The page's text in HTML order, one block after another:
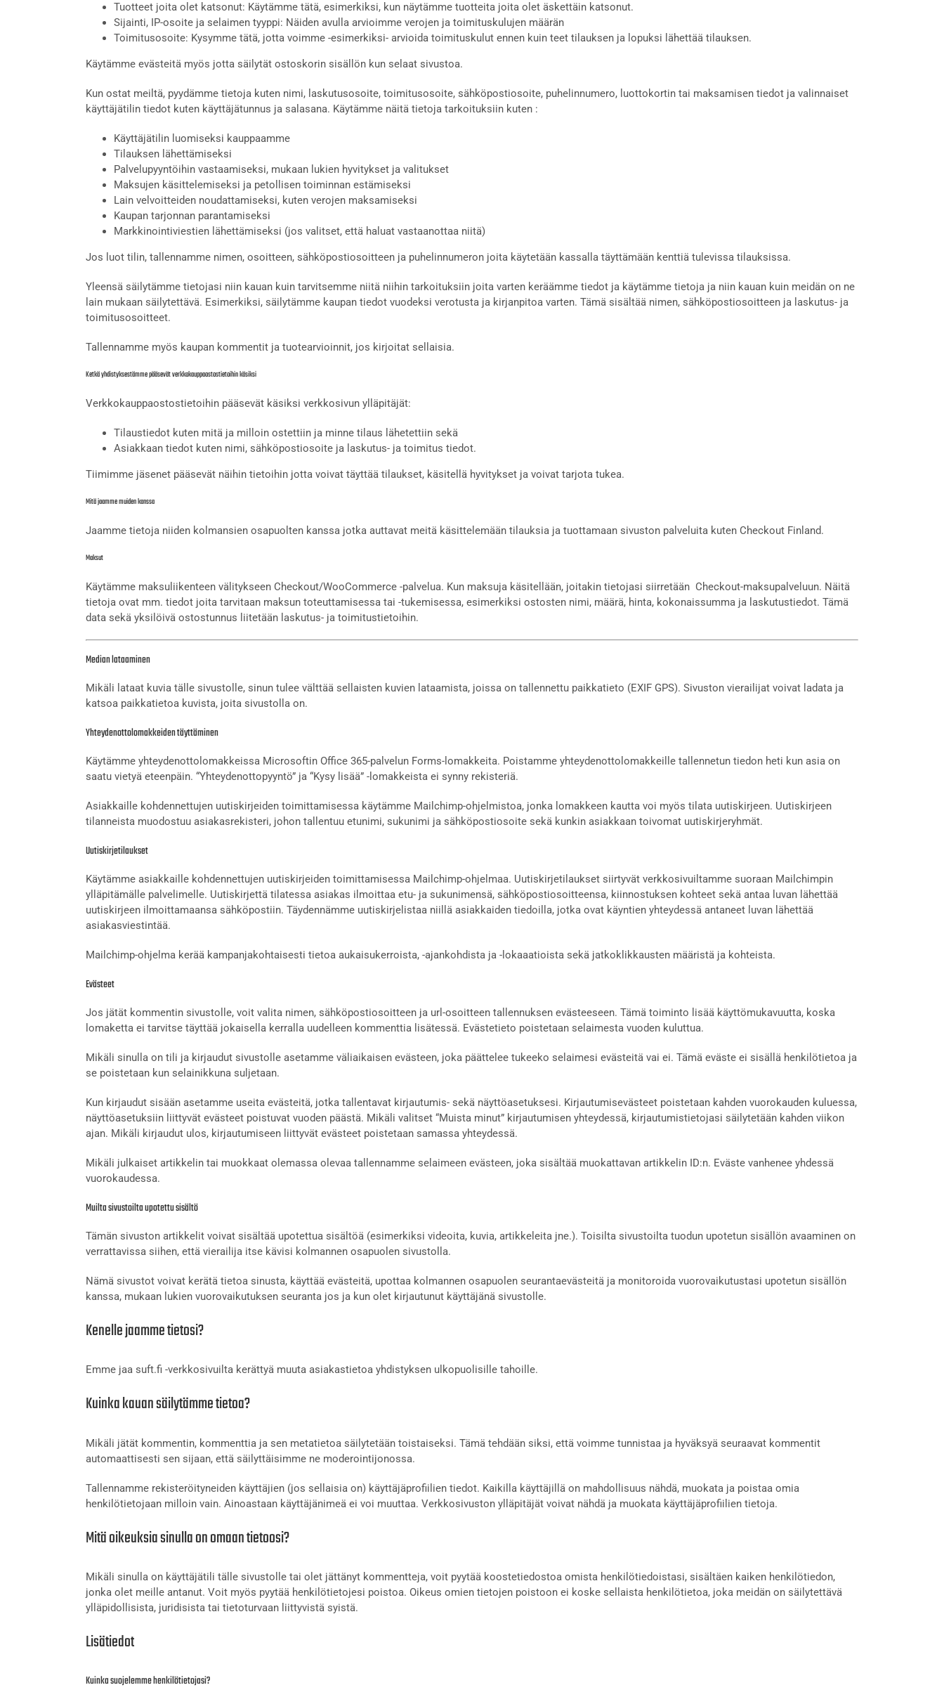
Tuotteet joita olet katsonut: Käytämme tätä, esimerkiksi, kun näytämme tuotteita joita olet äskettäin katsonut.
Sijainti, IP-osoite ja selaimen tyyppi: Näiden avulla arvioimme verojen ja toimituskulujen määrän
Toimitusosoite: Kysymme tätä, jotta voimme -esimerkiksi- arvioida toimituskulut ennen kuin teet tilauksen ja lopuksi lähettää tilauksen.
Käytämme evästeitä myös jotta säilytät ostoskorin sisällön kun selaat sivustoa.
Kun ostat meiltä, pyydämme tietoja kuten nimi, laskutusosoite, toimitusosoite, sähköpostiosoite, puhelinnumero, luottokortin tai maksamisen tiedot ja valinnaiset
käyttäjätilin tiedot kuten käyttäjätunnus ja salasana. Käytämme näitä tietoja tarkoituksiin kuten :
Käyttäjätilin luomiseksi kauppaamme
Tilauksen lähettämiseksi
Palvelupyyntöihin vastaamiseksi, mukaan lukien hyvitykset ja valitukset
Maksujen käsittelemiseksi ja petollisen toiminnan estämiseksi
Lain velvoitteiden noudattamiseksi, kuten verojen maksamiseksi
Kaupan tarjonnan parantamiseksi
Markkinointiviestien lähettämiseksi (jos valitset, että haluat vastaanottaa niitä)
Jos luot tilin, tallennamme nimen, osoitteen, sähköpostiosoitteen ja puhelinnumeron joita käytetään kassalla täyttämään kenttiä tulevissa tilauksissa.
Yleensä säilytämme tietojasi niin kauan kuin tarvitsemme niitä niihin tarkoituksiin joita varten keräämme tiedot ja käytämme tietoja ja niin kauan kuin meidän on ne
lain mukaan säilytettävä. Esimerkiksi, säilytämme kaupan tiedot vuodeksi verotusta ja kirjanpitoa varten. Tämä sisältää nimen, sähköpostiosoitteen ja laskutus- ja
toimitusosoitteet.
Tallennamme myös kaupan kommentit ja tuotearvioinnit, jos kirjoitat sellaisia.
Ketkä yhdistyksestämme pääsevät verkkokauppaostostietoihin käsiksi
Verkkokauppaostostietoihin pääsevät käsiksi verkkosivun ylläpitäjät:
Tilaustiedot kuten mitä ja milloin ostettiin ja minne tilaus lähetettiin sekä
Asiakkaan tiedot kuten nimi, sähköpostiosoite ja laskutus- ja toimitus tiedot.
Tiimimme jäsenet pääsevät näihin tietoihin jotta voivat täyttää tilaukset, käsitellä hyvitykset ja voivat tarjota tukea.
Mitä jaamme muiden kanssa
Jaamme tietoja niiden kolmansien osapuolten kanssa jotka auttavat meitä käsittelemään tilauksia ja tuottamaan sivuston palveluita kuten Checkout Finland.
Maksut
Käytämme maksuliikenteen välitykseen Checkout/WooCommerce -palvelua. Kun maksuja käsitellään, joitakin tietojasi siirretään Checkout-maksupalveluun. Näitä
tietoja ovat mm. tiedot joita tarvitaan maksun toteuttamisessa tai -tukemisessa, esimerkiksi ostosten nimi, määrä, hinta, kokonaissumma ja laskutustiedot. Tämä
data sekä yksilöivä ostostunnus liitetään laskutus- ja toimitustietoihin.
Median lataaminen
Mikäli lataat kuvia tälle sivustolle, sinun tulee välttää sellaisten kuvien lataamista, joissa on tallennettu paikkatieto (EXIF GPS). Sivuston vierailijat voivat ladata ja
katsoa paikkatietoa kuvista, joita sivustolla on.
Yhteydenottolomakkeiden täyttäminen
Käytämme yhteydenottolomakkeissa Microsoftin Office 365-palvelun Forms-lomakkeita. Poistamme yhteydenottolomakkeille tallennetun tiedon heti kun asia on
saatu vietyä eteenpäin. “Yhteydenottopyyntö” ja “Kysy lisää” -lomakkeista ei synny rekisteriä.
Asiakkaille kohdennettujen uutiskirjeiden toimittamisessa käytämme Mailchimp-ohjelmistoa, jonka lomakkeen kautta voi myös tilata uutiskirjeen. Uutiskirjeen
tilanneista muodostuu asiakasrekisteri, johon tallentuu etunimi, sukunimi ja sähköpostiosoite sekä kunkin asiakkaan toivomat uutiskirjeryhmät.
Uutiskirjetilaukset
Käytämme asiakkaille kohdennettujen uutiskirjeiden toimittamisessa Mailchimp-ohjelmaa. Uutiskirjetilaukset siirtyvät verkkosivuiltamme suoraan Mailchimpin
ylläpitämälle palvelimelle. Uutiskirjettä tilatessa asiakas ilmoittaa etu- ja sukunimensä, sähköpostiosoitteensa, kiinnostuksen kohteet sekä antaa luvan lähettää
uutiskirjeen ilmoittamaansa sähköpostiin. Täydennämme uutiskirjelistaa niillä asiakkaiden tiedoilla, jotka ovat käyntien yhteydessä antaneet luvan lähettää
asiakasviestintää.
Mailchimp-ohjelma kerää kampanjakohtaisesti tietoa aukaisukerroista, -ajankohdista ja -lokaaatioista sekä jatkoklikkausten määristä ja kohteista.
Evästeet
Jos jätät kommentin sivustolle, voit valita nimen, sähköpostiosoitteen ja url-osoitteen tallennuksen evästeeseen. Tämä toiminto lisää käyttömukavuutta, koska
lomaketta ei tarvitse täyttää jokaisella kerralla uudelleen kommenttia lisätessä. Evästetieto poistetaan selaimesta vuoden kuluttua.
Mikäli sinulla on tili ja kirjaudut sivustolle asetamme väliaikaisen evästeen, joka päättelee tukeeko selaimesi evästeitä vai ei. Tämä eväste ei sisällä henkilötietoa ja
se poistetaan kun selainikkuna suljetaan.
Kun kirjaudut sisään asetamme useita evästeitä, jotka tallentavat kirjautumis- sekä näyttöasetuksesi. Kirjautumisevästeet poistetaan kahden vuorokauden kuluessa,
näyttöasetuksiin liittyvät evästeet poistuvat vuoden päästä. Mikäli valitset “Muista minut” kirjautumisen yhteydessä, kirjautumistietojasi säilytetään kahden viikon
ajan. Mikäli kirjaudut ulos, kirjautumiseen liittyvät evästeet poistetaan samassa yhteydessä.
Mikäli julkaiset artikkelin tai muokkaat olemassa olevaa tallennamme selaimeen evästeen, joka sisältää muokattavan artikkelin ID:n. Eväste vanhenee yhdessä
vuorokaudessa.
Muilta sivustoilta upotettu sisältö
Tämän sivuston artikkelit voivat sisältää upotettua sisältöä (esimerkiksi videoita, kuvia, artikkeleita jne.). Toisilta sivustoilta tuodun upotetun sisällön avaaminen on
verrattavissa siihen, että vierailija itse kävisi kolmannen osapuolen sivustolla.
Nämä sivustot voivat kerätä tietoa sinusta, käyttää evästeitä, upottaa kolmannen osapuolen seurantaevästeitä ja monitoroida vuorovaikutustasi upotetun sisällön
kanssa, mukaan lukien vuorovaikutuksen seuranta jos ja kun olet kirjautunut käyttäjänä sivustolle.
Kenelle jaamme tietosi?
Emme jaa suft.fi -verkkosivuilta kerättyä muuta asiakastietoa yhdistyksen ulkopuolisille tahoille.
Kuinka kauan säilytämme tietoa?
Mikäli jätät kommentin, kommenttia ja sen metatietoa säilytetään toistaiseksi. Tämä tehdään siksi, että voimme tunnistaa ja hyväksyä seuraavat kommentit
automaattisesti sen sijaan, että säilyttäisimme ne moderointijonossa.
Tallennamme rekisteröityneiden käyttäjien (jos sellaisia on) käyttäjäprofiilien tiedot. Kaikilla käyttäjillä on mahdollisuus nähdä, muokata ja poistaa omia
henkilötietojaan milloin vain. Ainoastaan käyttäjänimeä ei voi muuttaa. Verkkosivuston ylläpitäjät voivat nähdä ja muokata käyttäjäprofiilien tietoja.
Mitä oikeuksia sinulla on omaan tietoosi?
Mikäli sinulla on käyttäjätili tälle sivustolle tai olet jättänyt kommentteja, voit pyytää koostetiedostoa omista henkilötiedoistasi, sisältäen kaiken henkilötiedon,
jonka olet meille antanut. Voit myös pyytää henkilötietojesi poistoa. Oikeus omien tietojen poistoon ei koske sellaista henkilötietoa, joka meidän on säilytettävä
ylläpidollisista, juridisista tai tietoturvaan liittyvistä syistä.
Lisätiedot
Kuinka suojelemme henkilötietojasi?